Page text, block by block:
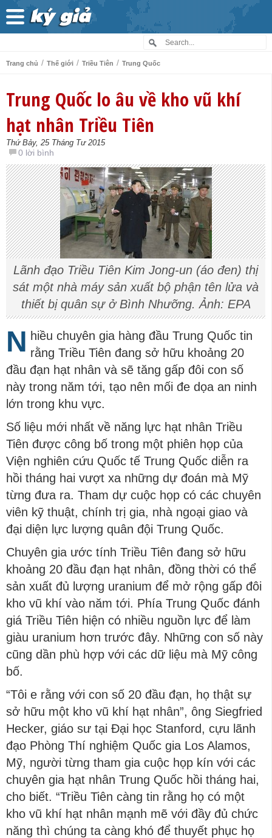
Trang chủ / Thế giới / Triều Tiên / Trung Quốc
Trung Quốc lo âu về kho vũ khí
hạt nhân Triều Tiên
Thứ Bảy, 25 Tháng Tư 2015
0 lời bình
Lãnh đạo Triều Tiên Kim Jong-un (áo đen) thị
sát một nhà máy sản xuất bộ phận tên lửa và
thiết bị quân sự ở Bình Nhưỡng. Ảnh: EPA
N hiều chuyên gia hàng đầu Trung Quốc tin
rằng Triều Tiên đang sở hữu khoảng 20
đầu đạn hạt nhân và sẽ tăng gấp đôi con số
này trong năm tới, tạo nên mối đe dọa an ninh
lớn trong khu vực.
Số liệu mới nhất về năng lực hạt nhân Triều
Tiên được công bố trong một phiên họp của
Viện nghiên cứu Quốc tế Trung Quốc diễn ra
hồi tháng hai vượt xa những dự đoán mà Mỹ
từng đưa ra. Tham dự cuộc họp có các chuyên
viên kỹ thuật, chính trị gia, nhà ngoại giao và
đại diện lực lượng quân đội Trung Quốc.
Chuyên gia ước tính Triều Tiên đang sở hữu
khoảng 20 đầu đạn hạt nhân, đồng thời có thể
sản xuất đủ lượng uranium để mở rộng gấp đôi
kho vũ khí vào năm tới. Phía Trung Quốc đánh
giá Triều Tiên hiện có nhiều nguồn lực để làm
giàu uranium hơn trước đây. Những con số này
cũng dần phù hợp với các dữ liệu mà Mỹ công
bố.
“Tôi e rằng với con số 20 đầu đạn, họ thật sự
sở hữu một kho vũ khí hạt nhân”, ông Siegfried
Hecker, giáo sư tại Đại học Stanford, cựu lãnh
đạo Phòng Thí nghiệm Quốc gia Los Alamos,
Mỹ, người từng tham gia cuộc họp kín với các
chuyên gia hạt nhân Trung Quốc hồi tháng hai,
cho biết. “Triều Tiên càng tin rằng họ có một
kho vũ khí hạt nhân mạnh mẽ với đầy đủ chức
năng thì chúng ta càng khó để thuyết phục họ